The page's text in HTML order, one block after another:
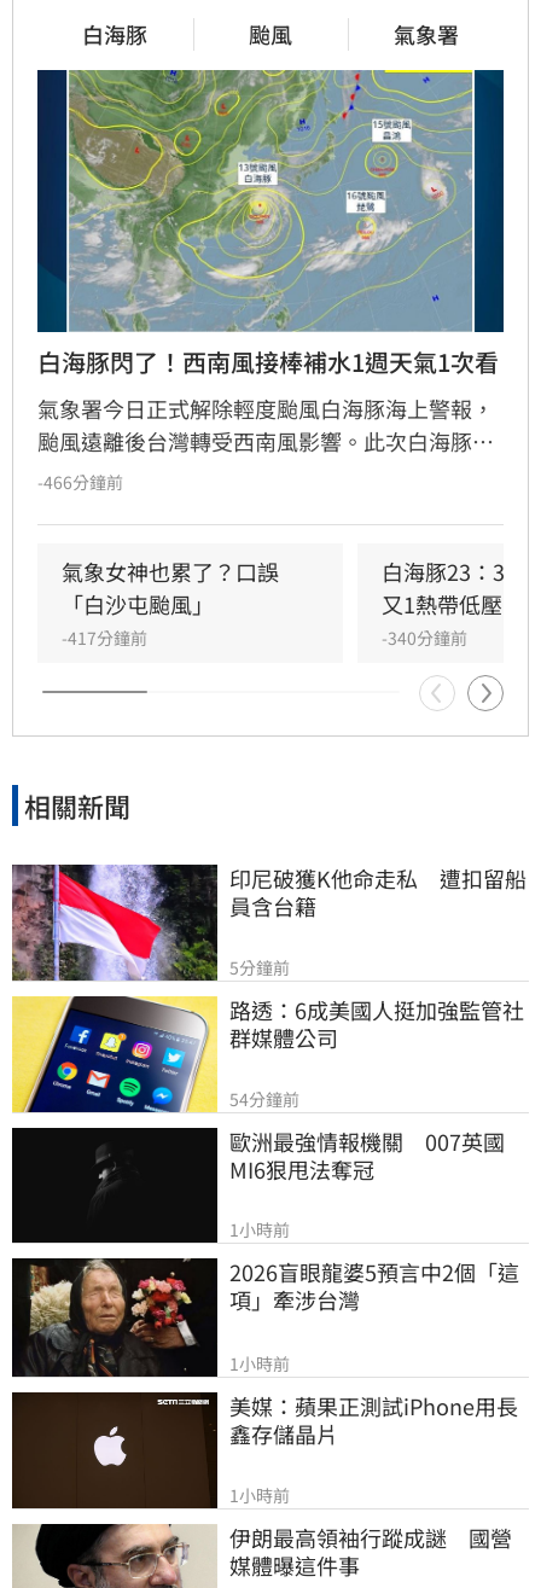
白海豚 颱風 氣象署
白海豚閃了！西南風接棒補水1週天氣1次看
氣象署今日正式解除輕度颱風白海豚海上警報，
颱風遠離後台灣轉受西南風影響。此次白海豚路
徑罕見，外圍環流不僅帶來山區強降雨，更造成
雷陣雨型態，週末起水氣恐再度增加。
-466分鐘前
氣象女神也累了？口誤
「白沙屯颱風」
-417分鐘前
白海豚23：30
又1熱帶低壓生
-340分鐘前
相關新聞
印尼破獲K他命走私　遭扣留船
員含台籍
5分鐘前
路透：6成美國人挺加強監管社
群媒體公司
54分鐘前
歐洲最強情報機關　007英國
MI6狠甩法奪冠
1小時前
2026盲眼龍婆5預言中2個「這
項」牽涉台灣
1小時前
美媒：蘋果正測試iPhone用長
鑫存儲晶片
1小時前
伊朗最高領袖行蹤成謎　國營
媒體曝這件事